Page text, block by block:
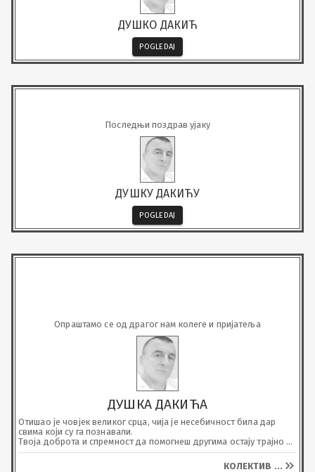
ДУШКО ДАКИЋ
POGLEDAJ
Последњи поздрав ујаку
ДУШКУ ДАКИЋУ
POGLEDAJ
Опраштамо се од драгог нам колеге и пријатеља
ДУШКА ДАКИЋА
Отишао је човјек великог срца, чија је несебичност била дар
свима који су га познавали.
Твоја доброта и спремност да помогнеш другима остају трајно
урезани у нашим успоменама.
Заувијек ћеш живјети кроз љубав и траг који си оставио.
КОЛЕКТИВ ...